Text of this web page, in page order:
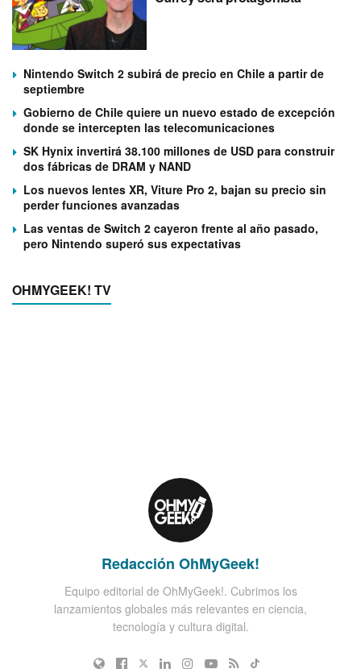
Nintendo Switch 2 subirá de precio en Chile a partir de
septiembre
Gobierno de Chile quiere un nuevo estado de excepción
donde se intercepten las telecomunicaciones
SK Hynix invertirá 38.100 millones de USD para construir
dos fábricas de DRAM y NAND
Los nuevos lentes XR, Viture Pro 2, bajan su precio sin
perder funciones avanzadas
Las ventas de Switch 2 cayeron frente al año pasado,
pero Nintendo superó sus expectativas
OHMYGEEK! TV
Redacción OhMyGeek!
Equipo editorial de OhMyGeek!. Cubrimos los
lanzamientos globales más relevantes en ciencia,
tecnología y cultura digital.